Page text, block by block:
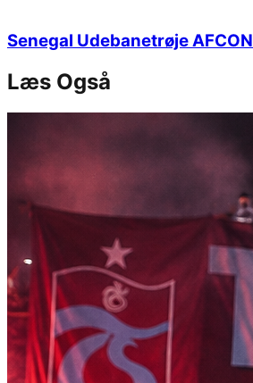
Senegal Udebanetrøje AFCON
Læs Også